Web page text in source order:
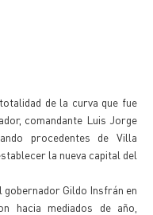
de la curva que fue
comandante Luis Jorge
procedentes de Villa
la nueva capital del
gobernador Gildo Insfrán en
hacia mediados de año,